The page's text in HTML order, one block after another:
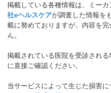
掲載している各種情報は、ミー
社eヘルスケアが調査した情報を
載に努めておりますが、内容を
ん。
掲載されている医院を受診され
に直接ご確認ください。
当サービスによって生じた損害